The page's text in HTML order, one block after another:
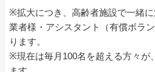
※拡大につき、高齢者施設で一緒
業者様・アシスタント（有償ボラ
ります。
※現在は毎月100名を超える方々が